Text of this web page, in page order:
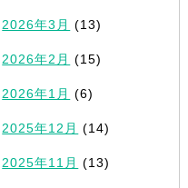
2026年3月 (13)
2026年2月 (15)
2026年1月 (6)
2025年12月 (14)
2025年11月 (13)